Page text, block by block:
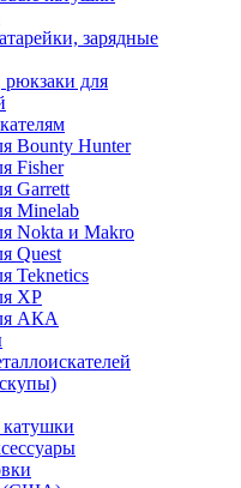
зарядные
для
Bounty Hunter
Fisher
Garrett
Minelab
Nokta и Makro
Quest
Teknetics
XP
АКА
катушки